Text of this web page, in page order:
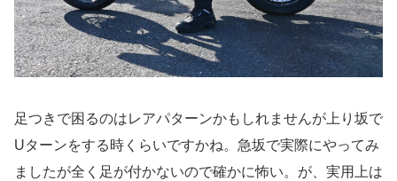
足つきで困るのはレアパターンかもしれませんが上り坂で
Uターンをする時くらいですかね。急坂で実際にやってみ
ましたが全く足が付かないので確かに怖い。が、実用上は